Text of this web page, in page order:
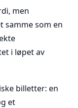
men
samme som en
i løpet av
billetter: en
et